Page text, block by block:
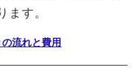
ます。
流れと費用